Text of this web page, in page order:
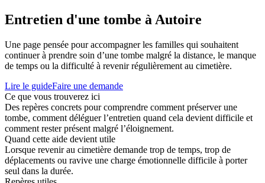
Entretien d'une tombe à Autoire
Une page pensée pour accompagner les familles qui souhaitent
continuer à prendre soin d’une tombe malgré la distance, le manque
de temps ou la difficulté à revenir régulièrement au cimetière.
Lire le guideFaire une demande
Ce que vous trouverez ici
Des repères concrets pour comprendre comment préserver une
tombe, comment déléguer l’entretien quand cela devient difficile et
comment rester présent malgré l’éloignement.
Quand cette aide devient utile
Lorsque revenir au cimetière demande trop de temps, trop de
déplacements ou ravive une charge émotionnelle difficile à porter
seul dans la durée.